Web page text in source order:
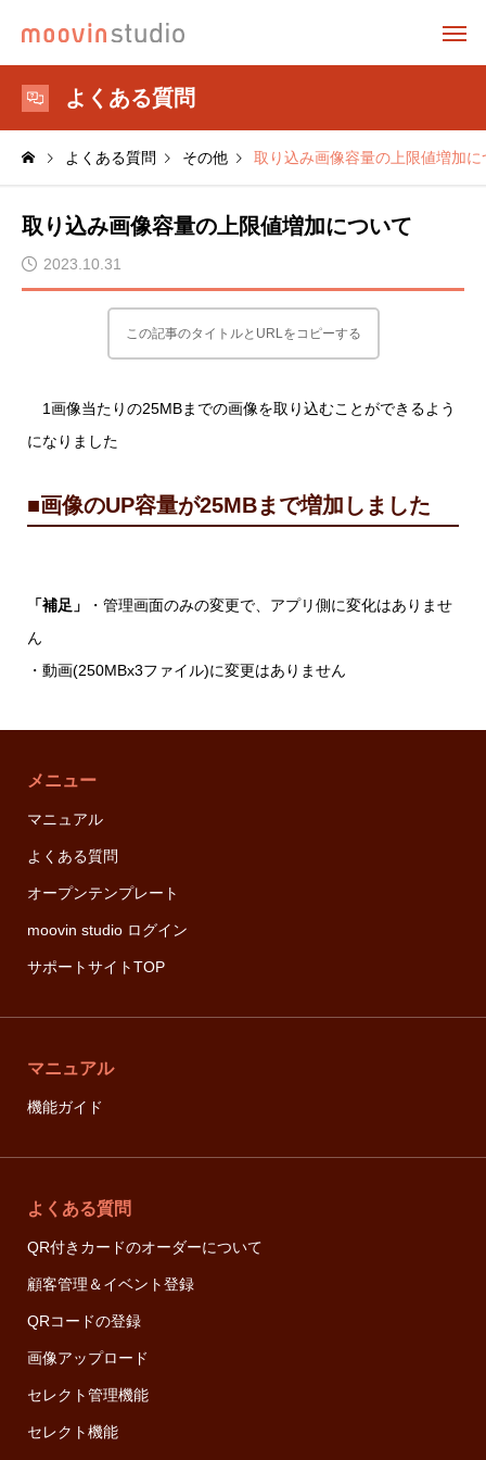
よくある質問
よくある質問 その他 取り込み画像容量の上限値増加に
取り込み画像容量の上限値増加について
2023.10.31
この記事のタイトルとURLをコピーする
1画像当たりの25MBまでの画像を取り込むことができるよう
になりました
■画像のUP容量が25MBまで増加しました
「補足」
・管理画面のみの変更で、アプリ側に変化はありませ
ん
・動画(250MBx3ファイル)に変更はありません
メニュー
マニュアル
よくある質問
オープンテンプレート
moovin studio ログイン
サポートサイトTOP
マニュアル
機能ガイド
よくある質問
QR付きカードのオーダーについて
顧客管理＆イベント登録
QRコードの登録
画像アップロード
セレクト管理機能
セレクト機能